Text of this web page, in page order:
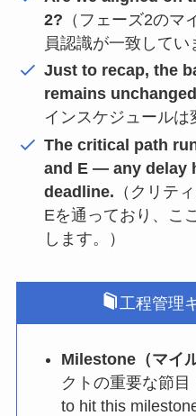
2? （フェーズ2の
員認識が一致してい
Just to recap, the
remains
インスケジュールは
The critical path
and E — any delay
deadline. （クリテ
Eを通っており、こ
します。）
工程管理
Milestone（マイ
クトの重要な節目
to hit this